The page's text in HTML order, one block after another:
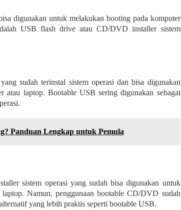
digunakan untuk melakukan booting pada komputer
USB flash drive atau CD/DVD installer sistem
sudah terinstal sistem operasi dan bisa digunakan
atau laptop. Bootable USB sering digunakan sebagai
Panduan Lengkap untuk Pemula
sistem operasi yang sudah bisa digunakan untuk
Namun, penggunaan bootable CD/DVD sudah
yang lebih praktis seperti bootable USB.